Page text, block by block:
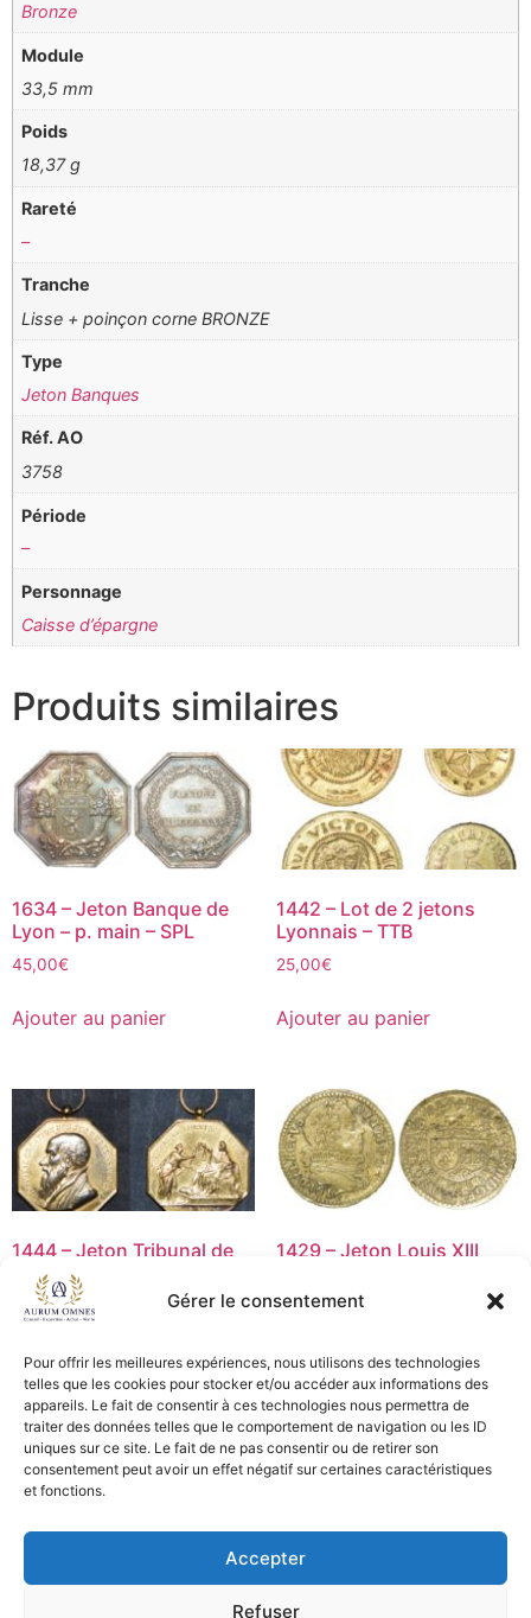
Gérer le consentement
Pour offrir les meilleures expériences, nous utilisons des technologies
telles que les cookies pour stocker et/ou accéder aux informations des
appareils. Le fait de consentir à ces technologies nous permettra de
traiter des données telles que le comportement de navigation ou les ID
uniques sur ce site. Le fait de ne pas consentir ou de retirer son
consentement peut avoir un effet négatif sur certaines caractéristiques
et fonctions.
Accepter
Refuser
Bronze
Module
33,5 mm
Poids
18,37 g
Rareté
–
Tranche
Lisse + poinçon corne BRONZE
Type
Jeton Banques
Réf. AO
3758
Période
–
Personnage
Caisse d’épargne
Produits similaires
1634 – Jeton Banque de
Lyon – p. main – SPL
45,00€
Ajouter au panier
1442 – Lot de 2 jetons
Lyonnais – TTB
25,00€
Ajouter au panier
1444 – Jeton Tribunal de
commerce de Paris – TTB
50,00€
Ajouter au panier
1429 – Jeton Louis XIII
30,00€
Ajouter au panier
CGV - CGL
Copyright © 2026 Aurum Omnes